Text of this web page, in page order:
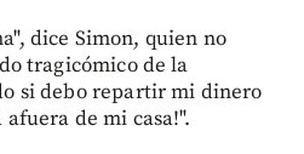
dice Simon, quien no
tragicómico de la
si debo repartir mi dinero
de mi casa!".